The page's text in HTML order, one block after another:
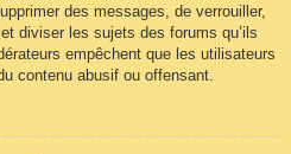
des messages, de verrouiller,
diviser les sujets des forums qu’ils
empêchent que les utilisateurs
contenu abusif ou offensant.